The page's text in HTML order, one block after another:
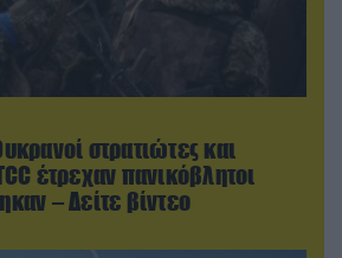
στρατιώτες και
έτρεχαν πανικόβλητοι
– Δείτε βίντεο